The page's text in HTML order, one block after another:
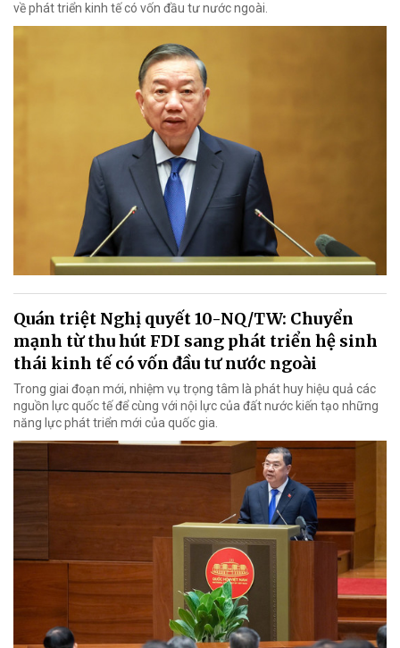
về phát triển kinh tế có vốn đầu tư nước ngoài.
Quán triệt Nghị quyết 10-NQ/TW: Chuyển
mạnh từ thu hút FDI sang phát triển hệ sinh
thái kinh tế có vốn đầu tư nước ngoài
Trong giai đoạn mới, nhiệm vụ trọng tâm là phát huy hiệu quả các
nguồn lực quốc tế để cùng với nội lực của đất nước kiến tạo những
năng lực phát triển mới của quốc gia.